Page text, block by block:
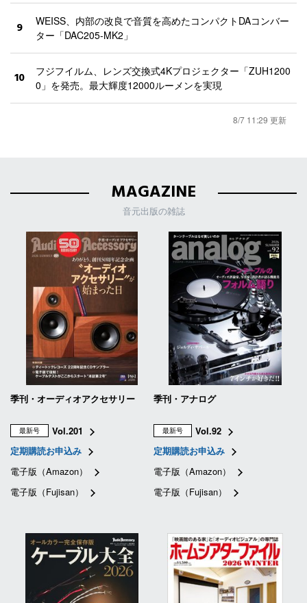
9
WEISS、内部の改良で音質を高めたコンパクトDAコンバー
ター「DAC205-MK2」
10
フジフイルム、レンズ交換式4Kプロジェクター「ZUH1200
0」を発売。最大輝度12000ルーメンを実現
8/7 11:29 更新
MAGAZINE
音元出版の雑誌
季刊・オーディオアクセサリー
最新号
Vol.201
定期購読お申込み
電子版（Amazon）
電子版（Fujisan）
季刊・アナログ
最新号
Vol.92
定期購読お申込み
電子版（Amazon）
電子版（Fujisan）